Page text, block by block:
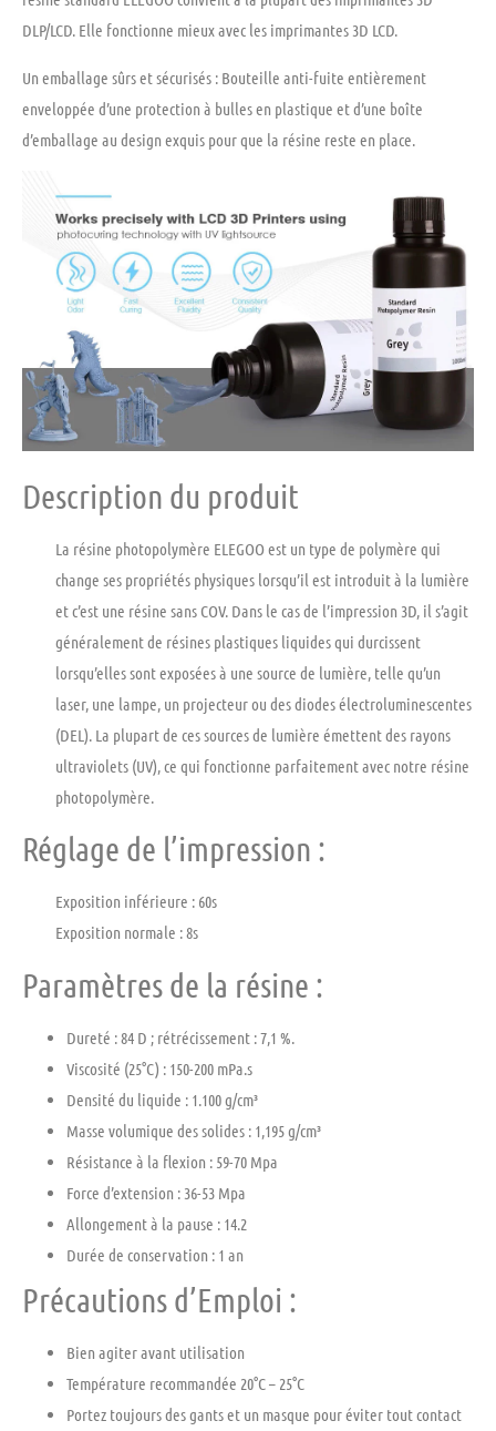
DLP/LCD. Elle fonctionne mieux avec les imprimantes 3D LCD.
Un emballage sûrs et sécurisés : Bouteille anti-fuite entièrement
enveloppée d’une protection à bulles en plastique et d’une boîte
d’emballage au design exquis pour que la résine reste en place.
Description du produit
La résine photopolymère ELEGOO est un type de polymère qui
change ses propriétés physiques lorsqu’il est introduit à la lumière
et c’est une résine sans COV. Dans le cas de l’impression 3D, il s’agit
généralement de résines plastiques liquides qui durcissent
lorsqu’elles sont exposées à une source de lumière, telle qu’un
laser, une lampe, un projecteur ou des diodes électroluminescentes
(DEL). La plupart de ces sources de lumière émettent des rayons
ultraviolets (UV), ce qui fonctionne parfaitement avec notre résine
photopolymère.
Réglage de l’impression :
Exposition inférieure : 60s
Exposition normale : 8s
Paramètres de la résine :
Dureté : 84 D ; rétrécissement : 7,1 %.
Viscosité (25°C) : 150-200 mPa.s
Densité du liquide : 1.100 g/cm³
Masse volumique des solides : 1,195 g/cm³
Résistance à la flexion : 59-70 Mpa
Force d’extension : 36-53 Mpa
Allongement à la pause : 14.2
Durée de conservation : 1 an
Précautions d’Emploi :
Bien agiter avant utilisation
Température recommandée 20°C – 25°C
Portez toujours des gants et un masque pour éviter tout contact